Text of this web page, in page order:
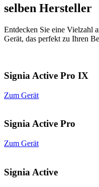
selben Hersteller
Entdecken Sie eine Vielzahl
Gerät, das perfekt zu Ihren
Signia Active Pro IX
Zum Gerät
Signia Active Pro
Zum Gerät
Signia Active